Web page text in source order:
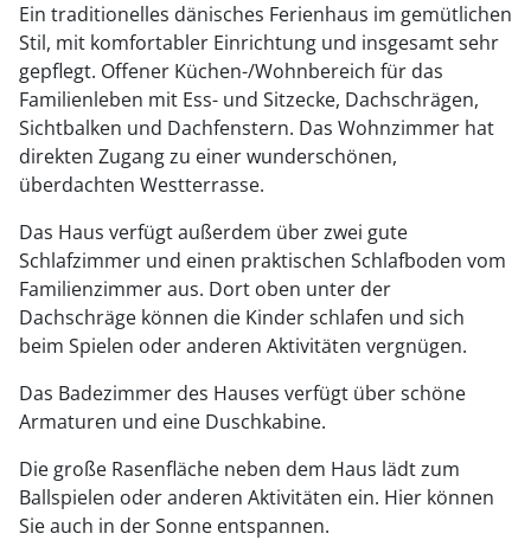
Ein traditionelles dänisches Ferienhaus im gemütlichen
Stil, mit komfortabler Einrichtung und insgesamt sehr
gepflegt. Offener Küchen-/Wohnbereich für das
Familienleben mit Ess- und Sitzecke, Dachschrägen,
Sichtbalken und Dachfenstern. Das Wohnzimmer hat
direkten Zugang zu einer wunderschönen,
überdachten Westterrasse.
Das Haus verfügt außerdem über zwei gute
Schlafzimmer und einen praktischen Schlafboden vom
Familienzimmer aus. Dort oben unter der
Dachschräge können die Kinder schlafen und sich
beim Spielen oder anderen Aktivitäten vergnügen.
Das Badezimmer des Hauses verfügt über schöne
Armaturen und eine Duschkabine.
Die große Rasenfläche neben dem Haus lädt zum
Ballspielen oder anderen Aktivitäten ein. Hier können
Sie auch in der Sonne entspannen.